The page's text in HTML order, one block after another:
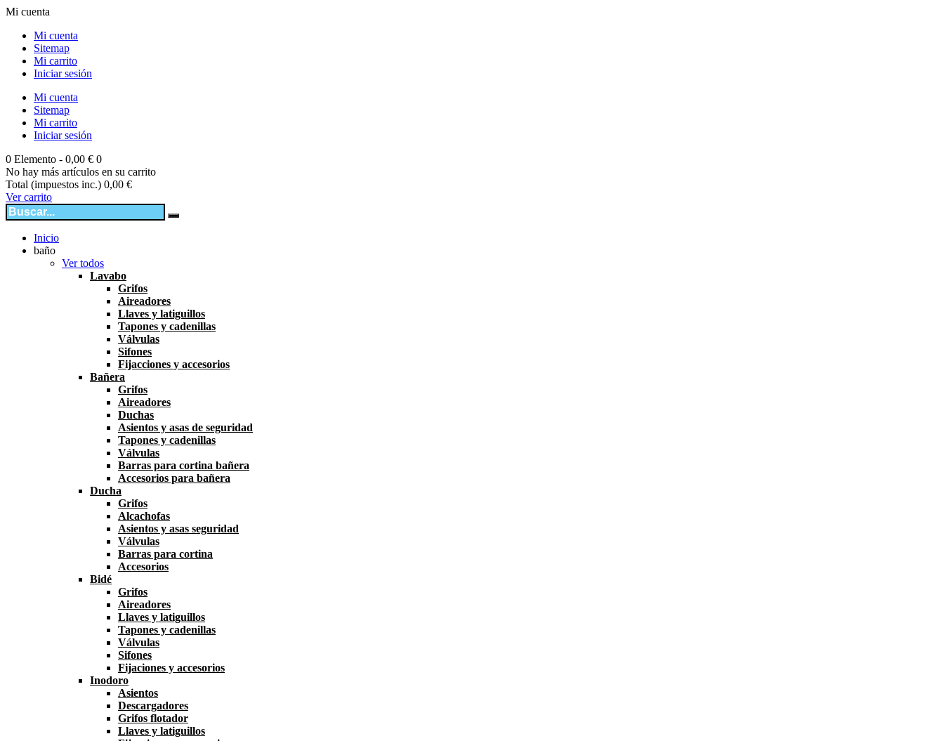
Mi cuenta
Mi cuenta
Sitemap
Mi carrito
Iniciar sesión
Mi cuenta
Sitemap
Mi carrito
Iniciar sesión
0 Elemento - 0,00 € 0
No hay más artículos en su carrito
Total (impuestos inc.) 0,00 €
Ver carrito
Inicio
baño
Ver todos
Lavabo
Grifos
Aireadores
Llaves y latiguillos
Tapones y cadenillas
Válvulas
Sifones
Fijacciones y accesorios
Bañera
Grifos
Aireadores
Duchas
Asientos y asas de seguridad
Tapones y cadenillas
Válvulas
Barras para cortina bañera
Accesorios para bañera
Ducha
Grifos
Alcachofas
Asientos y asas seguridad
Válvulas
Barras para cortina
Accesorios
Bidé
Grifos
Aireadores
Llaves y latiguillos
Tapones y cadenillas
Válvulas
Sifones
Fijaciones y accesorios
Inodoro
Asientos
Descargadores
Grifos flotador
Llaves y latiguillos